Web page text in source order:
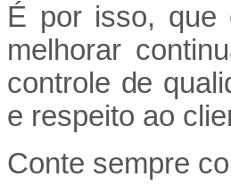
É por isso, que
melhorar
controle de
e respeito ao
Conte sempre